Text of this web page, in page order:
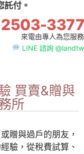
託付。
3377
來電由專人為您服務
LINE 諮詢 @landtw
買賣&贈與
所
贈與過戶的朋友，
驗，從稅費試算、